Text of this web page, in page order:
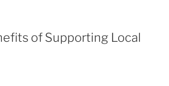
of Supporting Local